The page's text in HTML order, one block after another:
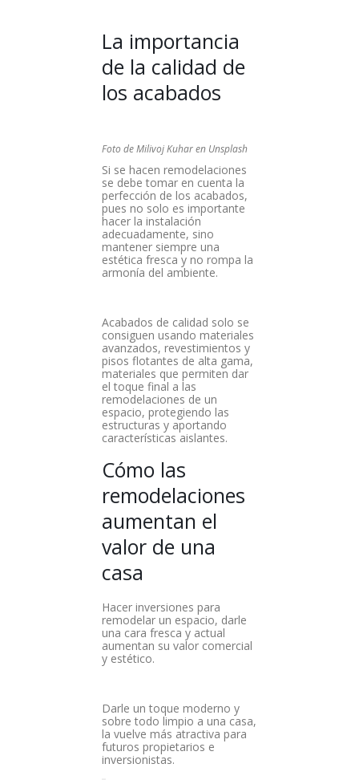
La importancia
de la calidad de
los acabados
Foto de Milivoj Kuhar en Unsplash
Si se hacen remodelaciones
se debe tomar en cuenta la
perfección de los acabados,
pues no solo es importante
hacer la instalación
adecuadamente, sino
mantener siempre una
estética fresca y no rompa la
armonía del ambiente.
Acabados de calidad solo se
consiguen usando materiales
avanzados, revestimientos y
pisos flotantes de alta gama,
materiales que permiten dar
el toque final a las
remodelaciones de un
espacio, protegiendo las
estructuras y aportando
características aislantes.
Cómo las
remodelaciones
aumentan el
valor de una
casa
Hacer inversiones para
remodelar un espacio, darle
una cara fresca y actual
aumentan su valor comercial
y estético.
Darle un toque moderno y
sobre todo limpio a una casa,
la vuelve más atractiva para
futuros propietarios e
inversionistas.